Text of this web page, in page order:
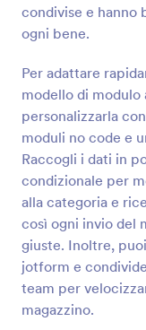
condivise e hanno
ogni bene.
Per adattare
modello di
personalizzarla
moduli no code e
Raccogli i dati in
condizionale per
alla categoria e
così ogni invio del
giuste. Inoltre,
jotform e
team per
magazzino.
Modulo Di
Raccogli e
sedi, turni e
controllo per
imprese di
Go to Category:
Moduli Liste di